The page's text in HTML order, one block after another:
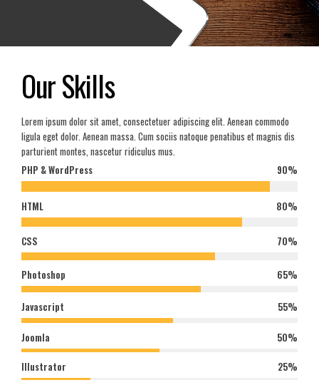
Our Skills
Lorem ipsum dolor sit amet, consectetuer adipiscing elit. Aenean commodo
ligula eget dolor. Aenean massa. Cum sociis natoque penatibus et magnis dis
parturient montes, nascetur ridiculus mus.
PHP & WordPress
90%
HTML 80%
CSS 70%
Photoshop 65%
Javascript 55%
Joomla 50%
Illustrator 25%